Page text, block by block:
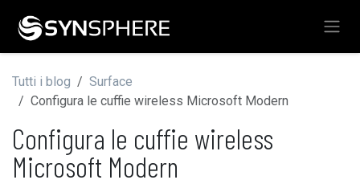
Tutti i blog
Surface
Configura le cuffie wireless Microsoft Modern
Configura le cuffie wireless
Microsoft Modern